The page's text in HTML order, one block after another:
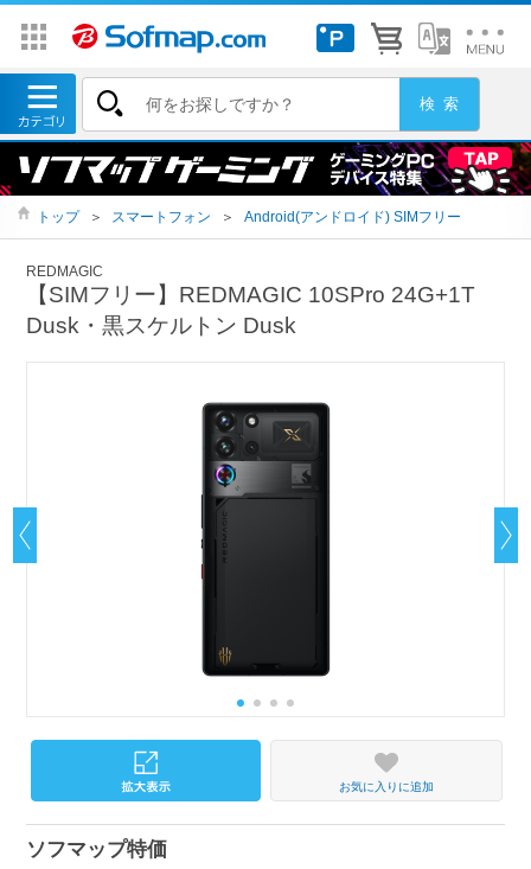
トップ ＞ スマートフォン ＞ Android(アンドロイド) SIMフリー
REDMAGIC
【SIMフリー】REDMAGIC 10SPro 24G+1T
Dusk・黒スケルトン Dusk
お気に入りに追加
ソフマップ特価